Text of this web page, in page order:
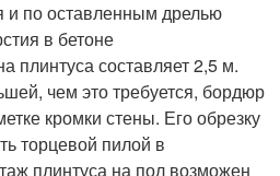
и по оставленным дрелью
в бетоне
плинтуса составляет 2,5 м.
чем это требуется, бордюр
кромки стены. Его обрезку
торцевой пилой в
плинтуса на пол возможен